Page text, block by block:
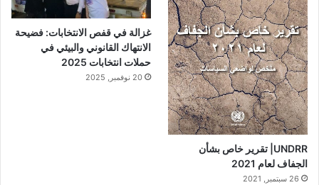
UNDRR| تقرير خاص بشأن
الجفاف لعام 2021
26 سبتمبر, 2021
غزالة في قفص الانتخابات: فضيحة
الانتهاك القانوني والبيئي في
حملات انتخابات 2025
20 نوفمبر, 2025